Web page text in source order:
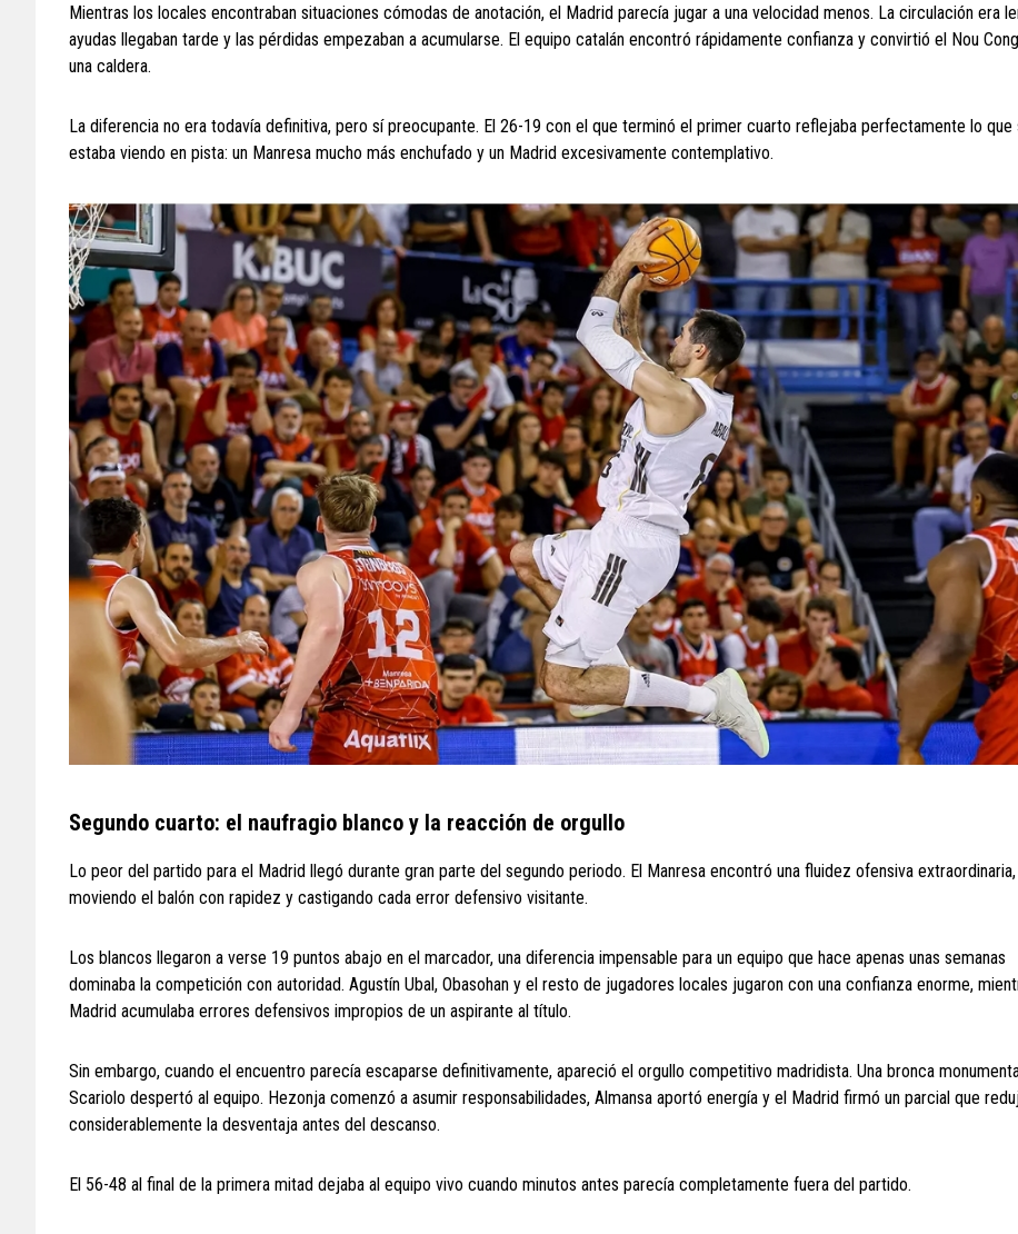
Mientras los locales encontraban situaciones cómodas de anotación, el Madrid parecía jugar a una velocidad menos. La circulación era
ayudas llegaban tarde y las pérdidas empezaban a acumularse. El equipo catalán encontró rápidamente confianza y convirtió el Nou
una caldera.
La diferencia no era todavía definitiva, pero sí preocupante. El 26-19 con el que terminó el primer cuarto reflejaba perfectamente lo que
estaba viendo en pista: un Manresa mucho más enchufado y un Madrid excesivamente contemplativo.
Segundo cuarto: el naufragio blanco y la reacción de orgullo
Lo peor del partido para el Madrid llegó durante gran parte del segundo periodo. El Manresa encontró una fluidez ofensiva extraordinaria,
moviendo el balón con rapidez y castigando cada error defensivo visitante.
Los blancos llegaron a verse 19 puntos abajo en el marcador, una diferencia impensable para un equipo que hace apenas unas semanas
dominaba la competición con autoridad. Agustín Ubal, Obasohan y el resto de jugadores locales jugaron con una confianza enorme,
Madrid acumulaba errores defensivos impropios de un aspirante al título.
Sin embargo, cuando el encuentro parecía escaparse definitivamente, apareció el orgullo competitivo madridista. Una bronca
Scariolo despertó al equipo. Hezonja comenzó a asumir responsabilidades, Almansa aportó energía y el Madrid firmó un parcial que
considerablemente la desventaja antes del descanso.
El 56-48 al final de la primera mitad dejaba al equipo vivo cuando minutos antes parecía completamente fuera del partido.